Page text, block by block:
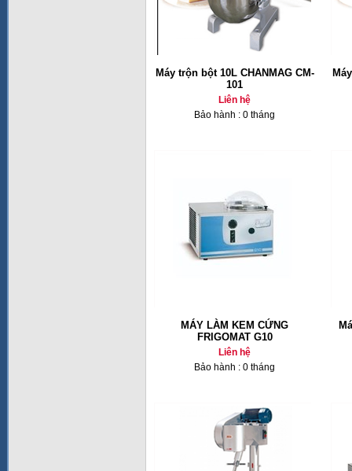
Máy trộn bột 10L CHANMAG CM-
101
Liên hệ
Bảo hành : 0 tháng
MÁY LÀM KEM CỨNG
FRIGOMAT G10
Liên hệ
Bảo hành : 0 tháng